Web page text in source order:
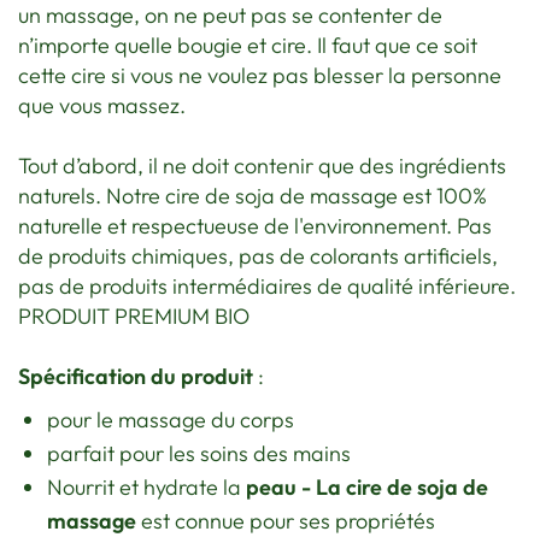
un massage, on ne peut pas se contenter de
n’importe quelle bougie et cire. Il faut que ce soit
cette cire si vous ne voulez pas blesser la personne
que vous massez.
Tout d’abord, il ne doit contenir que des ingrédients
naturels. Notre cire de soja de massage est 100%
naturelle et respectueuse de l'environnement. Pas
de produits chimiques, pas de colorants artificiels,
pas de produits intermédiaires de qualité inférieure.
PRODUIT PREMIUM BIO
Spécification du produit :
pour le massage du corps
parfait pour les soins des mains
Nourritet hydrate la peau - La cire de soja de
massageestconnue pourses propriétés